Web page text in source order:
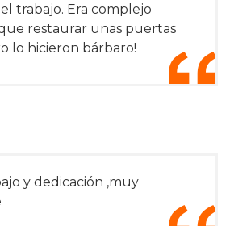
trabajo. Era complejo
restaurar unas puertas
lo hicieron bárbaro!
y dedicación ,muy